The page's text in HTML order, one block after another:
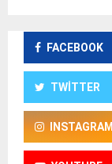
FACEBOOK
TWITTER
INSTAGRAM